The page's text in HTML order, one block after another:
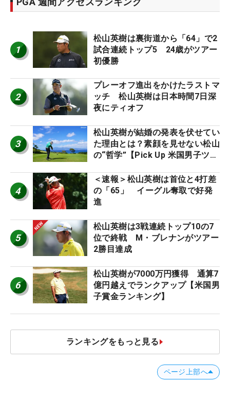
1
松山英樹は裏街道から「64」で2
試合連続トップ5 24歳がツアー
初優勝
2
プレーオフ進出をかけたラストマ
ッチ 松山英樹は日本時間7日深
夜にティオフ
3
松山英樹が結婚の発表を伏せてい
た理由とは？素顔を見せない松山
の“哲学”【Pick Up 米国男子ツア
4
＜速報＞松山英樹は首位と4打差
の「65」 イーグル奪取で好発
進
5
松山英樹は3戦連続トップ10の7
位で終戦 M・ブレナンがツアー
2勝目達成
6
松山英樹が7000万円獲得 通算7
億円越えでランクアップ【米国男
子賞金ランキング】
ランキングをもっと見る
ページ上部へ